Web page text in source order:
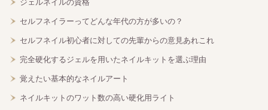
ジェルネイルの資格
セルフネイラーってどんな年代の方が多いの？
セルフネイル初心者に対しての先輩からの意見あれこれ
完全硬化するジェルを用いたネイルキットを選ぶ理由
覚えたい基本的なネイルアート
ネイルキットのワット数の高い硬化用ライト